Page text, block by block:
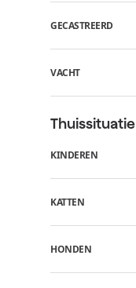
GECASTREERD
VACHT
Thuissituatie
KINDEREN
KATTEN
HONDEN